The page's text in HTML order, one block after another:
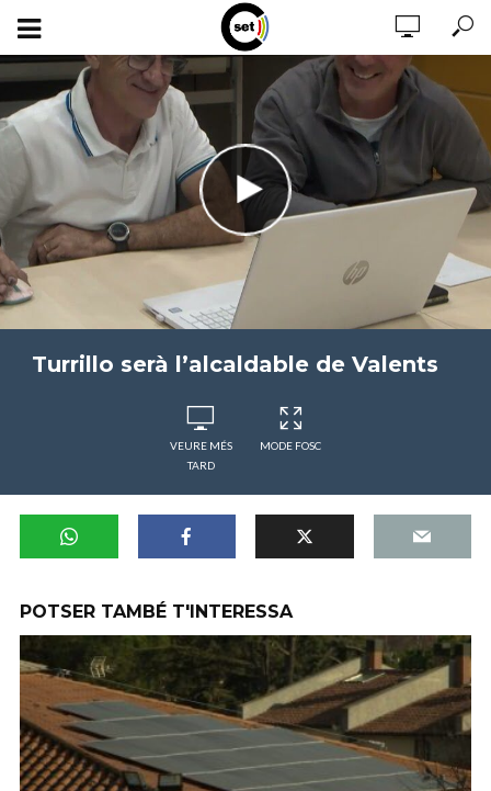
Turrillo serà l’alcaldable de Valents
VEURE MÉS
TARD
MODE FOSC
POTSER TAMBÉ T'INTERESSA